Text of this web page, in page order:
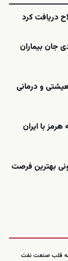
دریافت کرد
جان بیماران
و درمانی
با ایران
بهترین فرصت
قلب صنعت نفت